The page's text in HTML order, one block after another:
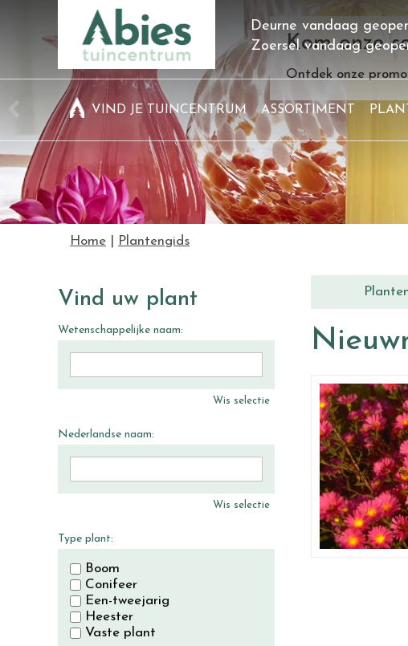
Kom onze
Ontdek onze
Home Plantengids
Deurne vandaag
Zoersel vandaag
VIND JE TUINCENTRUM ASSORTIMENT
Vind uw plant
Wetenschappelijke naam:
Wis selectie
Nederlandse naam:
Wis selectie
Type plant:
Boom
Conifeer
Een-tweejarig
Heester
Vaste plant